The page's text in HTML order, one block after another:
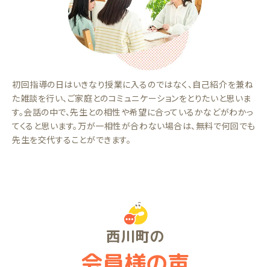
初回指導の日はいきなり授業に入るのではなく、自己紹介を兼ね
た雑談を行い、ご家庭とのコミュニケーションをとりたいと思いま
す。会話の中で、先生との相性や希望に合っているかなどがわかっ
てくると思います。万が一相性が合わない場合は、無料で何回でも
先生を交代することができます。
西川町の